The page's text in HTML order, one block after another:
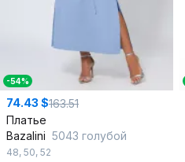
-54%
74.43 $163.51
Платье
Bazalini 5043 голубой
48, 50, 52